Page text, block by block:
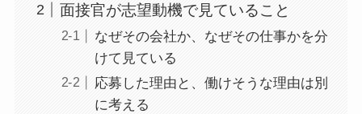
面接官が志望動機で見ていること
なぜその会社か、なぜその仕事かを分
けて見ている
応募した理由と、働けそうな理由は別
に考える